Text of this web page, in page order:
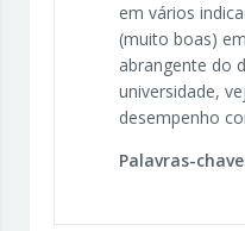
em vários
(muito boas)
abrangente do
universidade,
desempenho
Palavras-